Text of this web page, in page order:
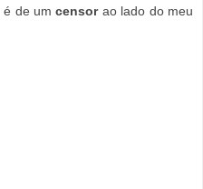
é de umcensorao lado do meu